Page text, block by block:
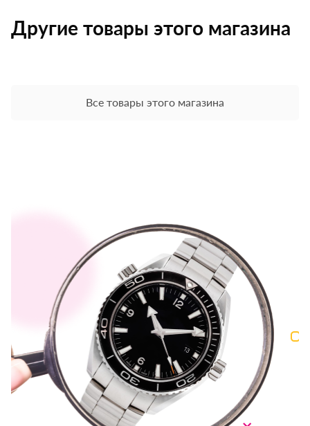
Другие товары этого магазина
Все товары этого магазина